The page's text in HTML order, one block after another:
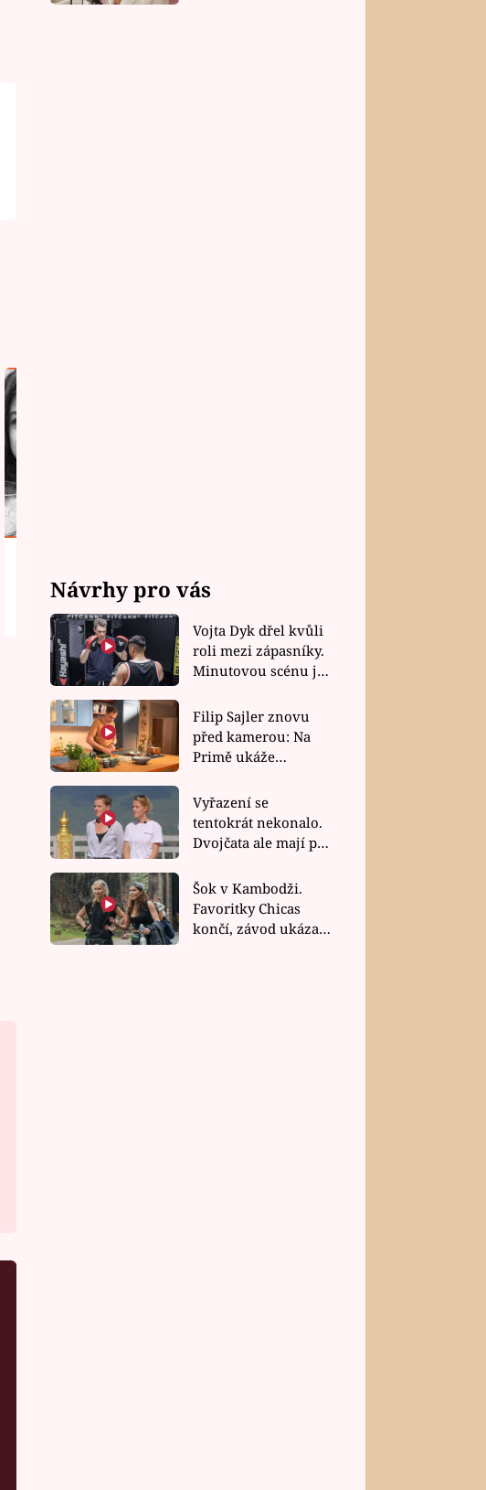
herce! Novou hvězdu seriálu
máte možná doma
Návrhy pro vás
Vojta Dyk dřel kvůli
roli mezi zápasníky.
Minutovou scénu jel
Filip Sajler znovu
před kamerou: Na
Primě ukáže
rychlé recepty
Vyřazení se
tentokrát nekonalo.
Dvojčata ale mají po
závodu nůž na krku
Šok v Kambodži.
Favoritky Chicas
končí, závod ukázal